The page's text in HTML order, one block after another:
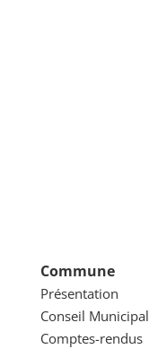
Commune
Présentation
Conseil Municipal
Comptes-rendus